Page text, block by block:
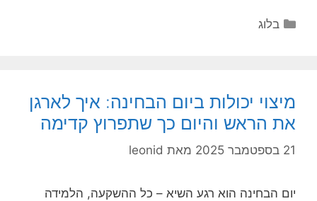
קטגוריות
בלוג
מיצוי יכולות ביום הבחינה: איך לארגן
את הראש והיום כך שתפרוץ קדימה
21 בספטמבר 2025 מאת leonid
יום הבחינה הוא רגע השיא – כל ההשקעה, הלמידה